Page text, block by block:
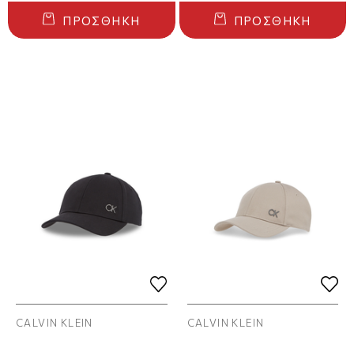
ΠΡΟΣΘΉΚΗ ΠΡΟΣΘΉΚΗ
CALVIN KLEIN CALVIN KLEIN